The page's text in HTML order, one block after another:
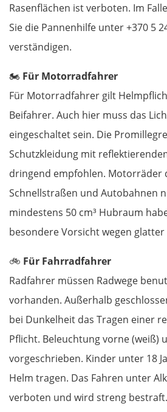
Rasenflächen ist verboten. Im
Sie die Pannenhilfe unter +370 5
verständigen.
🏍️ Für Motorradfahrer
Für Motorradfahrer gilt
Beifahrer. Auch hier muss das
eingeschaltet sein. Die
Schutzkleidung mit
dringend empfohlen. Motorräder
Schnellstraßen und Autobahnen
mindestens 50 cm³ Hubraum
besondere Vorsicht wegen
🚲 Für Fahrradfahrer
Radfahrer müssen Radwege
vorhanden. Außerhalb
bei Dunkelheit das Tragen einer
Pflicht. Beleuchtung vorne (weiß)
vorgeschrieben. Kinder unter 18
Helm tragen. Das Fahren unter
verboten und wird streng